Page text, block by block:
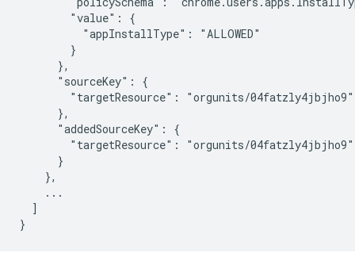
        "value": {
          "appInstallType": "ALLOWED"
        }
      },
      "sourceKey": {
        "targetResource": "orgunits/04fatzly4jbjho9"
      },
      "addedSourceKey": {
        "targetResource": "orgunits/04fatzly4jbjho9"
      }
    },
    ...
  ]